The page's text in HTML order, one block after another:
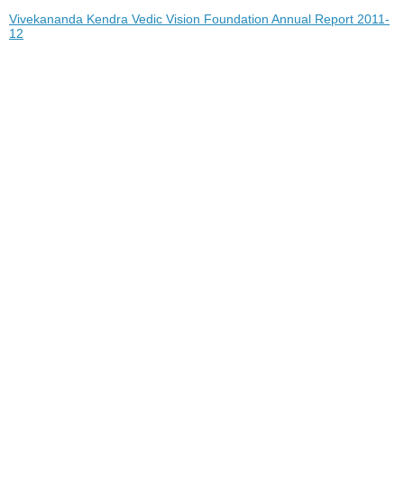
Vivekananda Kendra Vedic Vision Foundation Annual Report 2011-
12